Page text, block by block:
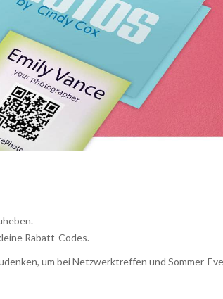
Rabatt-Codes.
um bei Netzwerktreffen und Sommer-